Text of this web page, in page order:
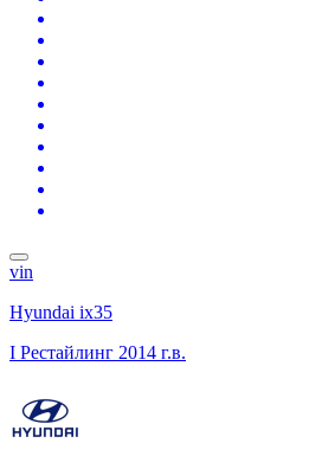
vin
Hyundai ix35
I Рестайлинг 2014 г.в.